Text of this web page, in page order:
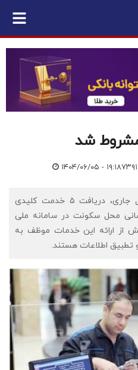
مشروط شد
۱۴۰۴/۰۶/۰۵ - ۱۹:۱۸
اقتصادنیوز: از ۳۱ مردادماه سال جاری، دریافت ۵ خدمت کلیدی
محل سکونت در سامانه ملی
از ارائه این خدمات موظف به
تطبیق اطلاعات هستند.